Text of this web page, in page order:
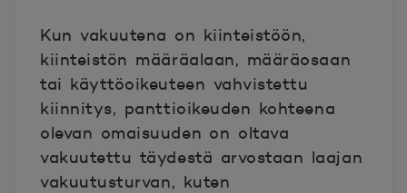
Kun vakuutena on kiinteistöön,
kiinteistön määräalaan, määräosaan
tai käyttöoikeuteen vahvistettu
kiinnitys, panttioikeuden kohteena
olevan omaisuuden on oltava
vakuutettu täydestä arvostaan laajan
vakuutusturvan, kuten